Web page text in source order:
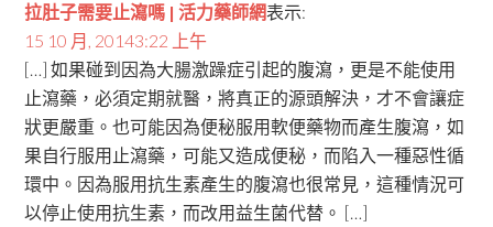
拉肚子需要止瀉嗎 | 活力藥師網表示:
15 10 月, 20143:22 上午
[…] 如果碰到因為大腸激躁症引起的腹瀉，更是不能使用
止瀉藥，必須定期就醫，將真正的源頭解決，才不會讓症
狀更嚴重。也可能因為便秘服用軟便藥物而產生腹瀉，如
果自行服用止瀉藥，可能又造成便秘，而陷入一種惡性循
環中。因為服用抗生素產生的腹瀉也很常見，這種情況可
以停止使用抗生素，而改用益生菌代替。 […]